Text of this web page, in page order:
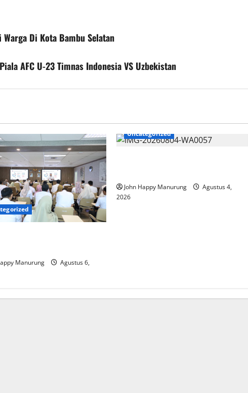
Di Kota Bambu Selatan
AFC U-23 Timnas Indonesia VS Uzbekistan
Manurung
Agustus 6,
Uncategorized
John Happy Manurung
Agustus 4,
2026